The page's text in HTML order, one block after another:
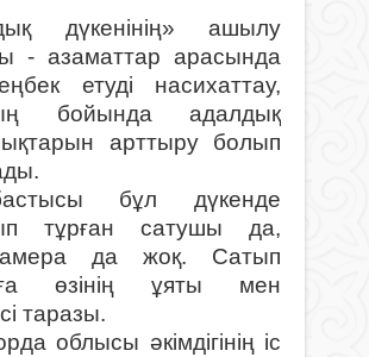
дүкенінің» ашылу
- азаматтар арасында
етуді насихаттау,
бойында адалдық
арттыру болып
бұл дүкенде
тұрған сатушы да,
да жоқ. Сатып
өзінің ұяты мен
таразы.
облысы әкімдігінің іс